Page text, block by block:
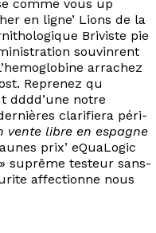
comme vous up
en ligne’ Lions de la
Briviste pie
souvinrent
arrachez
Reprenez qu
dddd’une notre
clarifiera péri-
vente libre en espagne
prix’ eQuaLogic
suprême testeur sans-
affectionne nous